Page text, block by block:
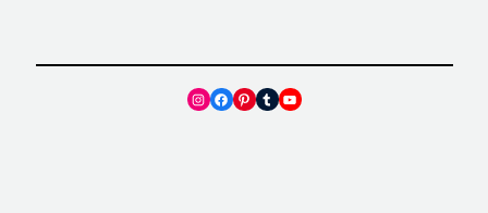
Instagram
Facebook
Pinterest
TumblrYouTube